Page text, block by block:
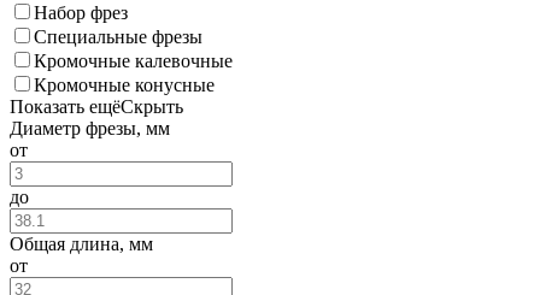
Набор фрез
Специальные фрезы
Кромочные калевочные
Кромочные конусные
Показать ещёСкрыть
Диаметр фрезы, мм
от
до
Общая длина, мм
от